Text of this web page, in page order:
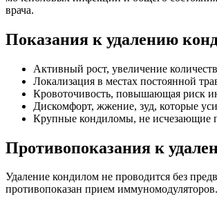
врача.
Показания к удалению
Активный рост, увеличение
Локализация в местах постоянной
Кровоточивость, повышающая риск
Дискомфорт, жжение, зуд, которые
Крупные кондиломы, не исчезающие
Противопоказания к
Удаление кондилом не проводится без
противопоказан прием иммуномодуляторов.